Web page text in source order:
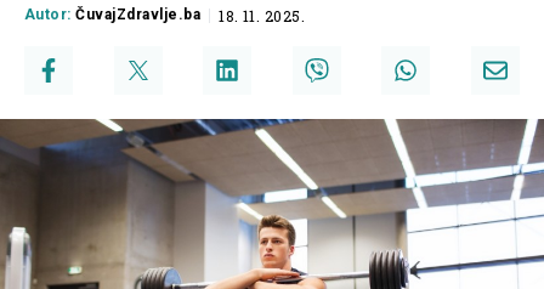
Autor:ČuvajZdravlje.ba 18. 11. 2025.